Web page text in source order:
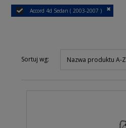
Accord 4d Sedan ( 2003-2007 )
Sortuj wg: Nazwa produktu A-Z